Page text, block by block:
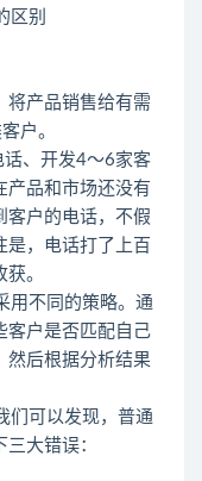
区别
将产品销售给有需
户。
话、开发4～6家客
产品和市场还没有
客户的电话，不假
是，电话打了上百
。
用不同的策略。通
客户是否匹配自己
然后根据分析结果
们可以发现，普通
大错误：